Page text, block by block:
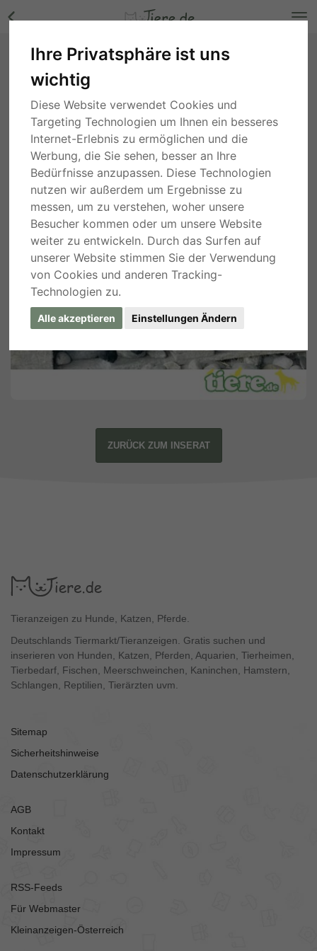
Ihre Privatsphäre ist uns
wichtig
Diese Website verwendet Cookies und
Targeting Technologien um Ihnen ein besseres
Internet-Erlebnis zu ermöglichen und die
Werbung, die Sie sehen, besser an Ihre
Bedürfnisse anzupassen. Diese Technologien
nutzen wir außerdem um Ergebnisse zu
messen, um zu verstehen, woher unsere
Besucher kommen oder um unsere Website
weiter zu entwickeln. Durch das Surfen auf
unserer Website stimmen Sie der Verwendung
von Cookies und anderen Tracking-
Technologien zu.
Alle akzeptieren Einstellungen Ändern
Tara, Mischling - Hündin Bilder
Hamburg, vor 5 Jahren
ZURÜCK ZUM INSERAT
Tieranzeigen zu Hunde, Katzen, Pferde.
Deutschlands Tiermarkt/Tieranzeigen. Gratis suchen und
inserieren von Hunden, Katzen, Pferden, Aquarien, Tierheimen,
Tierbedarf, Fischen, Meerschweinchen, Kaninchen, Hamstern,
Schlangen, Reptilien, Tierärzten uvm.
Sitemap
Sicherheitshinweise
Datenschutzerklärung
AGB
Kontakt
Impressum
RSS-Feeds
Für Webmaster
Kleinanzeigen-Österreich